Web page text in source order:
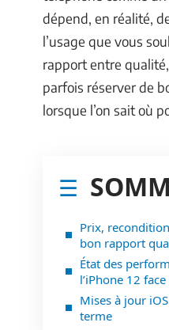
dépend, en réalité,
l’usage que vous
rapport entre
parfois réserver de
lorsque l’on sait où
Prix,
bon rapport
État des
l’iPhone 12
Mises à jour
terme